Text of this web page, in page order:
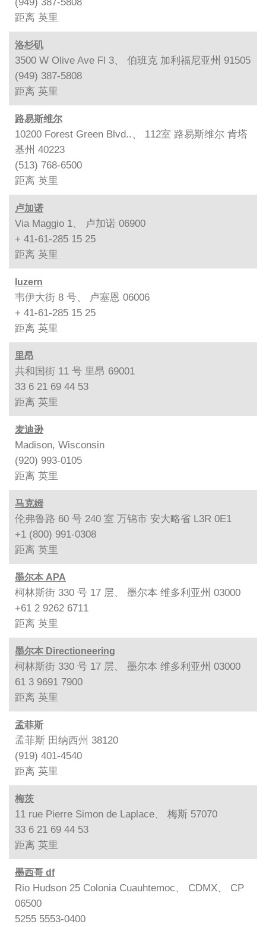
距离 英里
洛杉矶
3500 W Olive Ave Fl 3、 伯班克 加利福尼亚州 91505
(949) 387-5808
距离 英里
路易斯维尔
10200 Forest Green Blvd..、 112室 路易斯维尔 肯塔
基州 40223
(513) 768-6500
距离 英里
卢加诺
Via Maggio 1、 卢加诺 06900
+ 41-61-285 15 25
距离 英里
luzern
韦伊大街 8 号、 卢塞恩 06006
+ 41-61-285 15 25
距离 英里
里昂
共和国街 11 号 里昂 69001
33 6 21 69 44 53
距离 英里
麦迪逊
Madison, Wisconsin
(920) 993-0105
距离 英里
马克姆
伦弗鲁路 60 号 240 室 万锦市 安大略省 L3R 0E1
+1 (800) 991-0308
距离 英里
墨尔本 APA
柯林斯街 330 号 17 层、 墨尔本 维多利亚州 03000
+61 2 9262 6711
距离 英里
墨尔本 Directioneering
柯林斯街 330 号 17 层、 墨尔本 维多利亚州 03000
61 3 9691 7900
距离 英里
孟菲斯
孟菲斯 田纳西州 38120
(919) 401-4540
距离 英里
梅茨
11 rue Pierre Simon de Laplace、 梅斯 57070
33 6 21 69 44 53
距离 英里
墨西哥 df
Rio Hudson 25 Colonia Cuauhtemoc、 CDMX、 CP
06500
5255 5553-0400